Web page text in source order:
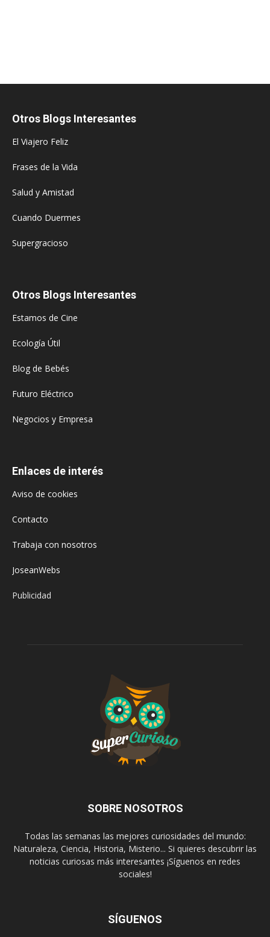
Otros Blogs Interesantes
El Viajero Feliz
Frases de la Vida
Salud y Amistad
Cuando Duermes
Supergracioso
Otros Blogs Interesantes
Estamos de Cine
Ecología Útil
Blog de Bebés
Futuro Eléctrico
Negocios y Empresa
Enlaces de interés
Aviso de cookies
Contacto
Trabaja con nosotros
JoseanWebs
Publicidad
SOBRE NOSOTROS
Todas las semanas las mejores curiosidades del mundo:
Naturaleza, Ciencia, Historia, Misterio... Si quieres descubrir las
noticias curiosas más interesantes ¡Síguenos en redes
sociales!
SÍGUENOS